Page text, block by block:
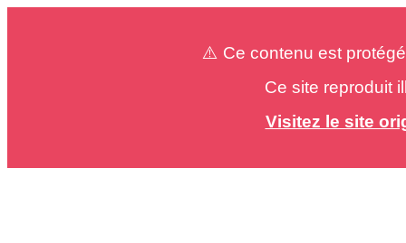
⚠️ Ce contenu est
Ce site reproduit
Visitez le site